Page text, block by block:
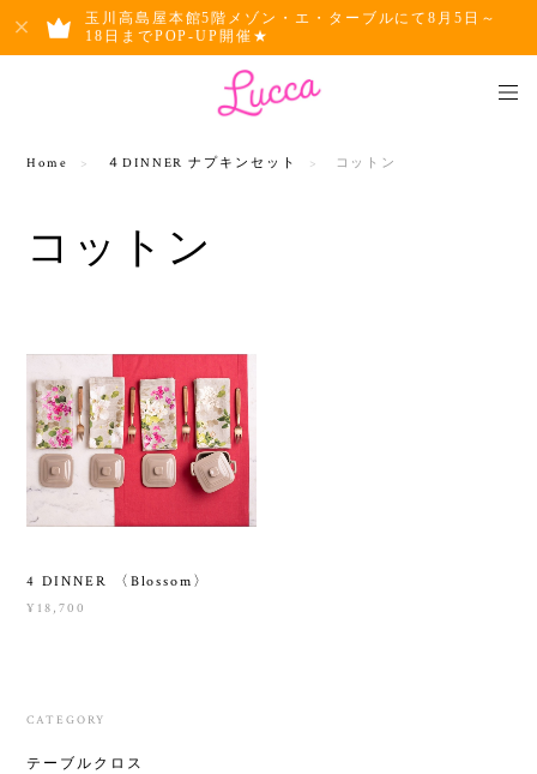
玉川高島屋本館5階メゾン・エ・ターブルにて8月5日～
18日までPOP-UP開催★
Home ４DINNER ナプキンセット コットン
コットン
4 DINNER 〈Blossom〉
¥18,700
CATEGORY
テーブルクロス